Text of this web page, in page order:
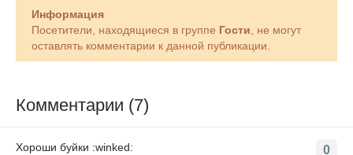
Информация
Посетители, находящиеся в группе Гости, не могут
оставлять комментарии к данной публикации.
Комментарии (7)
0
Хороши буйки :winked: